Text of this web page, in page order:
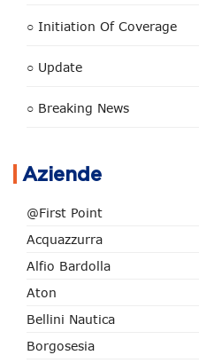
○ Initiation Of Coverage
○ Update
○ Breaking News
Aziende
@First Point
Acquazzurra
Alfio Bardolla
Aton
Bellini Nautica
Borgosesia